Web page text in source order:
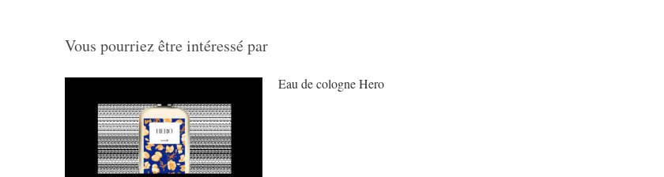
Vous pourriez être intéressé par
Eau de cologne Hero